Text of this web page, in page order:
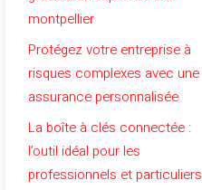
montpellier
Protégez votre entreprise à
risques complexes avec une
assurance personnalisée
La boîte à clés connectée :
l’outil idéal pour les
professionnels et particuliers